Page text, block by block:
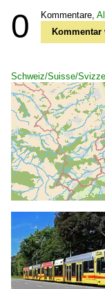
0 Kommentare,
Kommentar
Schweiz/Suisse/